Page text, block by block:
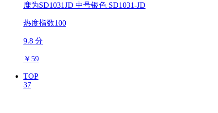
鹿为SD1031JD 中号银色 SD1031-JD
热度指数100
9.8 分
￥ 59
TOP
37